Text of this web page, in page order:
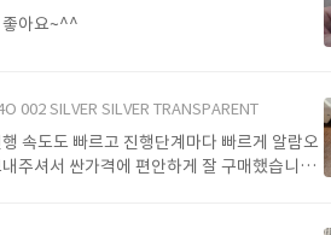
좋아요~^^
002 SILVER SILVER TRANSPARENT
속도도 빠르고 진행단계마다 빠르게 알람오
주셔서 싼가격에 편안하게 잘 구매했습니다.